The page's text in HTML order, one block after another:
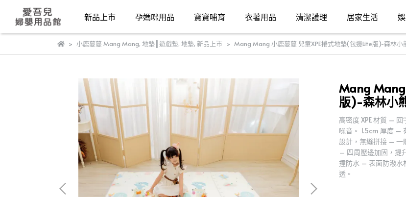
新品上市 孕媽咪用品 寶寶哺育 衣著用品 清潔護理 居家生活
小鹿蔓蔓 Mang Mang, 地墊║遊戲墊, 地墊, 新品上市 Mang Mang 小鹿蔓蔓 兒童XPE捲式地墊(包邊Lite版)-森林小
Mang Mang
版)-森林小
高密度 XPE 材質 –
噪音。 1.5cm 厚度 –
設計，無縫拼接 – 一
– 四周壓邊加固，提
撞防水 – 表面防潑水
透。